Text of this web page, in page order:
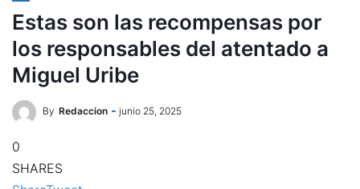
Estas son las recompensas por
los responsables del atentado a
Miguel Uribe
By Redaccion junio 25, 2025
0
SHARES